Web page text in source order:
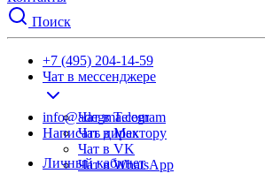
Поиск
+7 (495) 204-14-59
Чат в мессенджере
Чат в Telegram
Чат в Max
Чат в VK
Чат в WhatsApp
info@adegma.com
Написать директору
Личный кабинет